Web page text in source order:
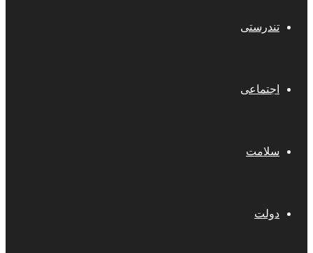
تندرستی
اجتماعی
سلامت
دولت